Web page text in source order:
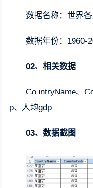
数据名称：世界
数据年份：1960-
02、相关数据
CountryName、
p、人均gdp
03、数据截图